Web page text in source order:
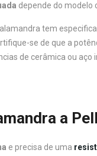
depende do modelo
tem
se de que a
de cerâmica ou
a
e precisa de uma